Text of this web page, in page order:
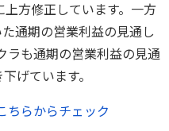
方修正しています。一方
通期の営業利益の見通し
ラも通期の営業利益の見通
げています。
ちらからチェック